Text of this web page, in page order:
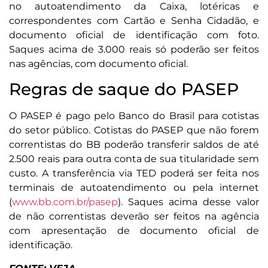
no autoatendimento da Caixa, lotéricas e
correspondentes com Cartão e Senha Cidadão, e
documento oficial de identificação com foto.
Saques acima de 3.000 reais só poderão ser feitos
nas agências, com documento oficial.
Regras de saque do PASEP
O PASEP é pago pelo Banco do Brasil para cotistas
do setor público. Cotistas do PASEP que não forem
correntistas do BB poderão transferir saldos de até
2.500 reais para outra conta de sua titularidade sem
custo. A transferência via TED poderá ser feita nos
terminais de autoatendimento ou pela internet
(www.bb.com.br/pasep). Saques acima desse valor
de não correntistas deverão ser feitos na agência
com apresentação de documento oficial de
identificação.